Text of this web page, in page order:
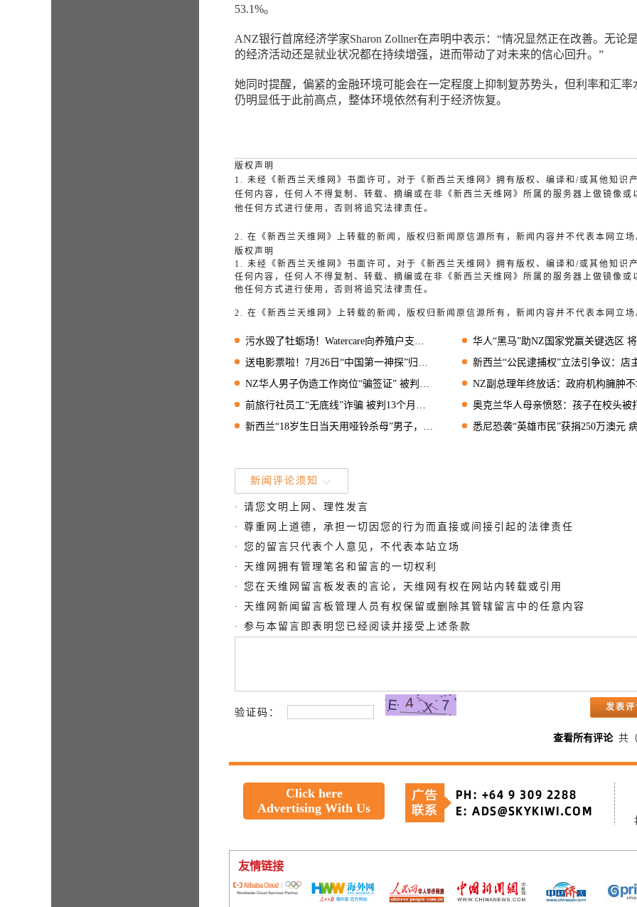
53.1%。
ANZ银行首席经济学家Sharon Zollner在声明中表示：“情况显然正在改善。无论
的经济活动还是就业状况都在持续增强，进而带动了对未来的信心回升。”
她同时提醒，偏紧的金融环境可能会在一定程度上抑制复苏势头，但利率和汇率
仍明显低于此前高点，整体环境依然有利于经济恢复。
版权声明
1. 未经《新西兰天维网》书面许可，对于《新西兰天维网》拥有版权、编译和/或其他知识
任何内容，任何人不得复制、转载、摘编或在非《新西兰天维网》所属的服务器上做镜像或
他任何方式进行使用，否则将追究法律责任。
2. 在《新西兰天维网》上转载的新闻，版权归新闻原信源所有，新闻内容并不代表本网立场
版权声明
1. 未经《新西兰天维网》书面许可，对于《新西兰天维网》拥有版权、编译和/或其他知识
任何内容，任何人不得复制、转载、摘编或在非《新西兰天维网》所属的服务器上做镜像或
他任何方式进行使用，否则将追究法律责任。
2. 在《新西兰天维网》上转载的新闻，版权归新闻原信源所有，新闻内容并不代表本网立场
污水毁了牡蛎场！Watercare向养殖户支付100万纽币赔偿
华人“黑马”助NZ国家党赢关键选区 将成国会
送电影票啦！7月26日“中国第一神探”归来，超大屏幕IMAX实力诠释狄仁杰风采！
新西兰“公民逮捕权”立法引争议：店主或可当场制服偷
NZ华人男子伪造工作岗位“骗签证” 被判入狱2年
NZ副总理年终放话：政府机构臃肿不堪 部长部门需大
前旅行社员工“无底线”诈骗 被判13个月居家监禁
奥克兰华人母亲愤怒：孩子在校头被打破流血 校方处置疑点重重
新西兰“18岁生日当天用哑铃杀母”男子，上诉获减刑
悉尼恐袭“英雄市民”获捐250万澳元 病床上接
新闻评论须知
· 请您文明上网、理性发言
· 尊重网上道德，承担一切因您的行为而直接或间接引起的法律责任
· 您的留言只代表个人意见，不代表本站立场
· 天维网拥有管理笔名和留言的一切权利
· 您在天维网留言板发表的言论，天维网有权在网站内转载或引用
· 天维网新闻留言板管理人员有权保留或删除其管辖留言中的任意内容
· 参与本留言即表明您已经阅读并接受上述条款
验证码：
查看所有评论共（
Click here
Advertising With Us
友情链接